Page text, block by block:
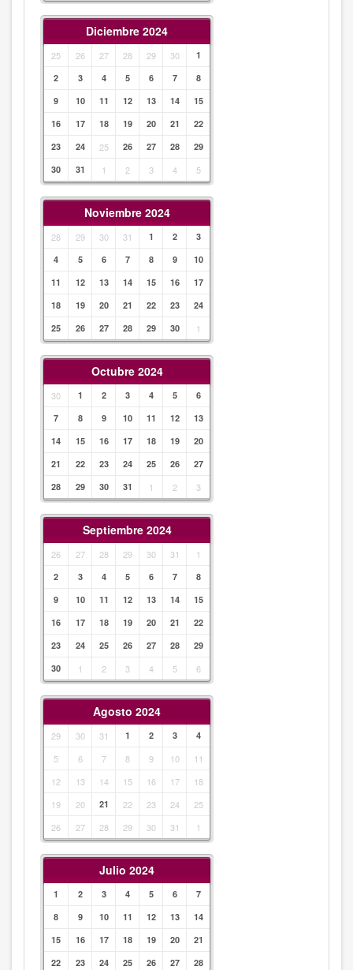
Diciembre 2024
25 26 27 28 29 30
1
2
3 4 5 6 7
8
9
10 11 12 13 14
15
16
17 18 19 20 21
22
23
24 25 26 27 28
29
30
31 1 2 3 4 5
Noviembre 2024
28 29 30 31 1 2
3
4
5 6 7 8 9
10
11
12 13 14 15 16
17
18
19 20 21 22 23
24
25
26 27 28 29 30 1
Octubre 2024
30 1 2 3 4 5
6
7
8 9 10 11 12
13
14
15 16 17 18 19
20
21
22 23 24 25 26
27
28
29 30 31 1 2 3
Septiembre 2024
26 27 28 29 30 31 1
2 3 4 5 6 7
8
9
10 11 12 13 14
15
16
17 18 19 20 21
22
23
24 25 26 27 28
29
30
1 2 3 4 5 6
Agosto 2024
29 30 31 1 2 3 4
5 6 7 8 9 10
11
12
13 14 15 16 17
18
19
20 21 22 23 24
25
26
27 28 29 30 31 1
Julio 2024
1 2 3 4 5 6
7
8
9 10 11 12 13
14
15
16 17 18 19 20
21
22
23 24 25 26 27
28